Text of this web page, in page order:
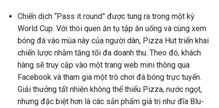
Chiến dịch “Pass it round” được tung ra trong một kỳ
World Cup. Với thói quen ăn tụ tập ăn uống và cùng xem
bóng đá vào mùa này của người dân, Pizza Hut triển khai
chiến lược nhằm tăng tối đa doanh thu. Theo đó, khách
hàng sẽ truy cập vào một trang web mini thông qua
Facebook và tham gia một trò chơi đá bóng trực tuyến.
Giải thưởng tất nhiên không thể thiếu Pizza, nước ngọt,
nhưng đặc biệt hơn là các sản phẩm giá trị như đĩa Blu-